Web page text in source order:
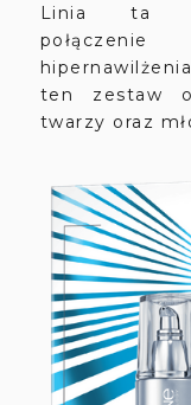
Linia ta
ten zestaw
twarzy oraz